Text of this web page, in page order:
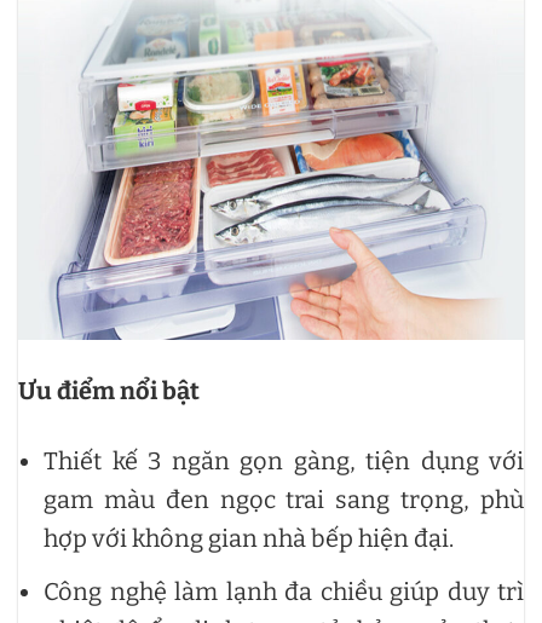
Ưu điểm nổi bật
Thiết kế 3 ngăn gọn gàng, tiện dụng với
gam màu đen ngọc trai sang trọng, phù
hợp với không gian nhà bếp hiện đại.
Công nghệ làm lạnh đa chiều giúp duy trì